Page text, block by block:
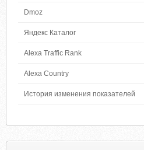
Dmoz
Яндекс Каталог
Alexa Traffic Rank
Alexa Country
История изменения показателей